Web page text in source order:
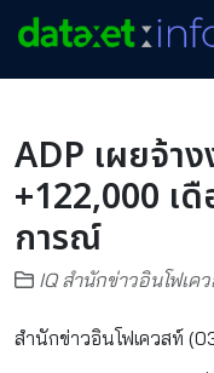
ADP เผยจ้า
+122,000 เ
การณ์
IQ สำนักข่าวอินโฟเค
สำนักข่าวอินโฟเควสท์